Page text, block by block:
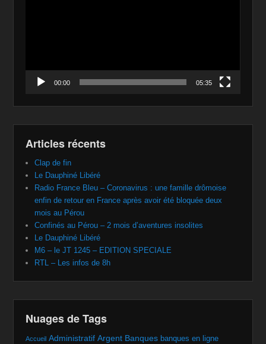
00:00 05:35
Articles récents
Clap de fin
Le Dauphiné Libéré
Radio France Bleu – Coronavirus : une famille drômoise
enfin de retour en France après avoir été bloquée deux
mois au Pérou
Confinés au Pérou – 2 mois d’aventures insolites
Le Dauphiné Libéré
M6 – le JT 1245 – EDITION SPECIALE
RTL – Les infos de 8h
Nuages de Tags
Accueil Administratif Argent Banques banques en ligne